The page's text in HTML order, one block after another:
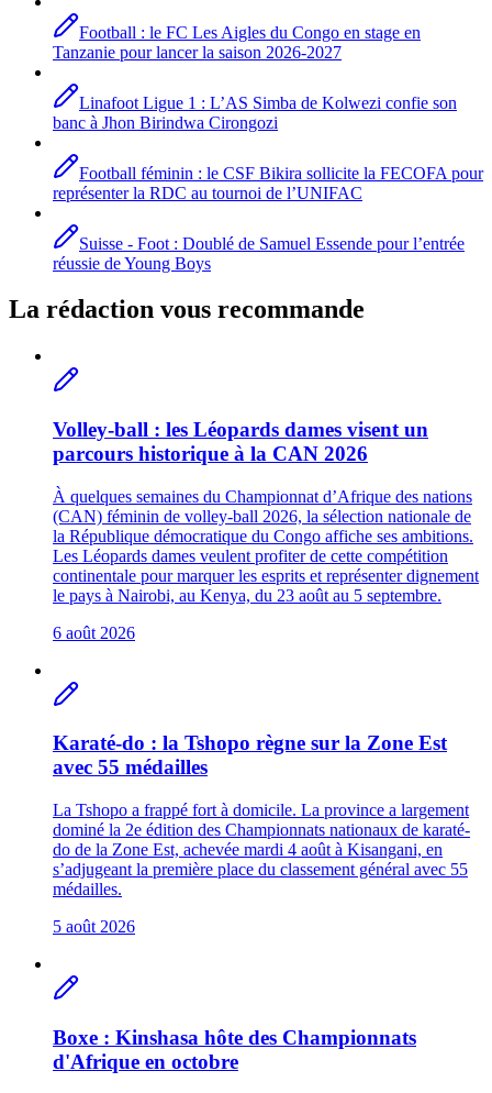
Football : le FC Les Aigles du Congo en stage en
Tanzanie pour lancer la saison 2026-2027
Linafoot Ligue 1 : L’AS Simba de Kolwezi confie son
banc à Jhon Birindwa Cirongozi
Football féminin : le CSF Bikira sollicite la FECOFA pour
représenter la RDC au tournoi de l’UNIFAC
Suisse - Foot : Doublé de Samuel Essende pour l’entrée
réussie de Young Boys
La rédaction vous recommande
Volley-ball : les Léopards dames visent un
parcours historique à la CAN 2026
À quelques semaines du Championnat d’Afrique des nations
(CAN) féminin de volley-ball 2026, la sélection nationale de
la République démocratique du Congo affiche ses ambitions.
Les Léopards dames veulent profiter de cette compétition
continentale pour marquer les esprits et représenter dignement
le pays à Nairobi, au Kenya, du 23 août au 5 septembre.
6 août 2026
Karaté-do : la Tshopo règne sur la Zone Est
avec 55 médailles
La Tshopo a frappé fort à domicile. La province a largement
dominé la 2e édition des Championnats nationaux de karaté-
do de la Zone Est, achevée mardi 4 août à Kisangani, en
s’adjugeant la première place du classement général avec 55
médailles.
5 août 2026
Boxe : Kinshasa hôte des Championnats
d'Afrique en octobre